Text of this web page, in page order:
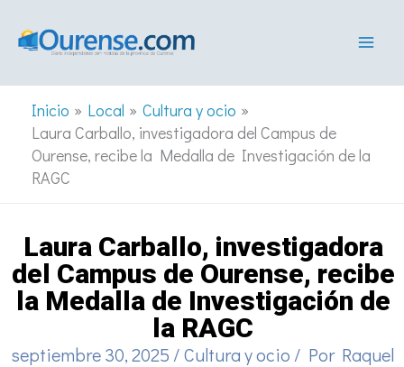
Inicio Local
Cultura y ocio
Laura Carballo, investigadora del Campus de
Ourense, recibe la Medalla de Investigación de la
RAGC
Laura Carballo, investigadora
del Campus de Ourense, recibe
la Medalla de Investigación de
la RAGC
septiembre 30, 2025 /Cultura y ocio / Por Raquel